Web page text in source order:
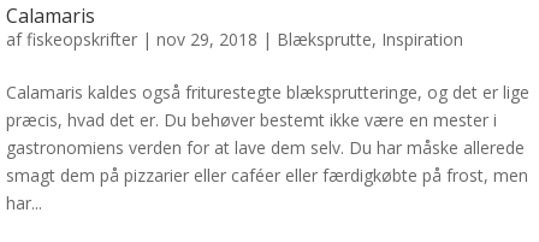
Calamaris
affiskeopskrifter | nov 29, 2018 | Blæksprutte, Inspiration
Calamaris kaldes også friturestegte blæksprutteringe, og det er lige
præcis, hvad det er. Du behøver bestemt ikke være en mester i
gastronomiens verden for at lave dem selv. Du har måske allerede
smagt dem på pizzarier eller caféer eller færdigkøbte på frost, men
har...